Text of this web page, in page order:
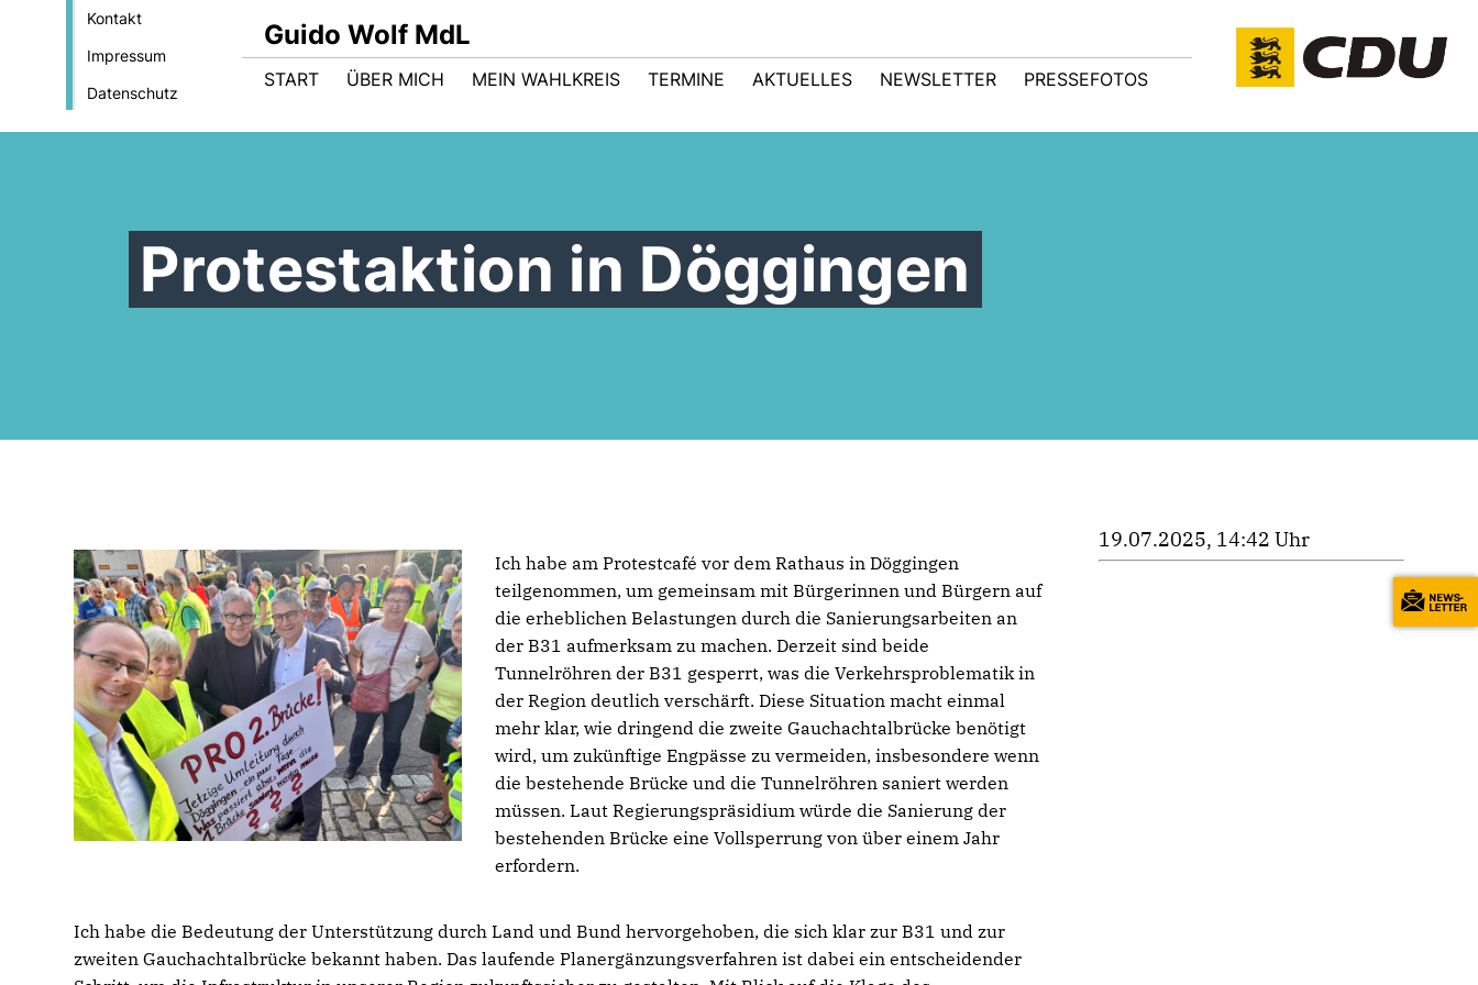
Kontakt
Impressum
Datenschutz
Guido Wolf MdL
START ÜBER MICH MEIN WAHLKREIS TERMINE AKTUELLES NEWSLETTER PRESSEFOTOS
Protestaktion in Döggingen
Ich habe am Protestcafé vor dem Rathaus in Döggingen
teilgenommen, um gemeinsam mit Bürgerinnen und Bürgern auf
die erheblichen Belastungen durch die Sanierungsarbeiten an
der B31 aufmerksam zu machen. Derzeit sind beide
Tunnelröhren der B31 gesperrt, was die Verkehrsproblematik in
der Region deutlich verschärft. Diese Situation macht einmal
mehr klar, wie dringend die zweite Gauchachtalbrücke benötigt
wird, um zukünftige Engpässe zu vermeiden, insbesondere wenn
die bestehende Brücke und die Tunnelröhren saniert werden
müssen. Laut Regierungspräsidium würde die Sanierung der
bestehenden Brücke eine Vollsperrung von über einem Jahr
erfordern.
Ich habe die Bedeutung der Unterstützung durch Land und Bund hervorgehoben, die sich klar zur B31 und zur
zweiten Gauchachtalbrücke bekannt haben. Das laufende Planergänzungsverfahren ist dabei ein entscheidender
19.07.2025, 14:42 Uhr